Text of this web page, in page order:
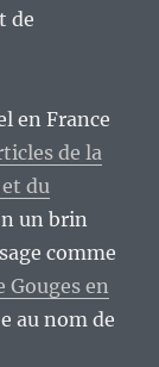
de
en France
de la
du
un brin
comme
Gouges en
au nom de